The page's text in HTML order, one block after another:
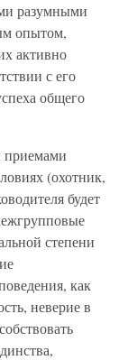
разумными
опытом,
активно
с его
общего
приемами
(охотник,
будет
степени
как
неверие в